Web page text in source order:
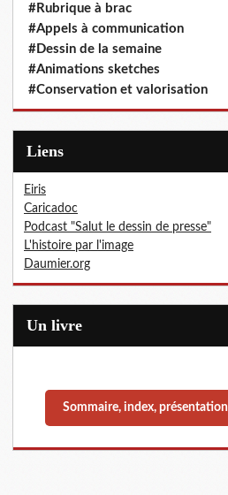
#Rubrique à brac
#Appels à communication
#Dessin de la semaine
#Animations sketches
#Conservation et valorisation
Liens
Eiris
Caricadoc
Podcast "Salut le dessin de presse"
L'histoire par l'image
Daumier.org
Un livre
Sommaire, index, présentation